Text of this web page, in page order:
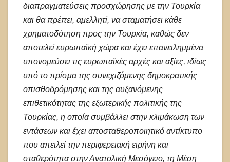
διαπραγματεύσεις προσχώρησης με την Τουρκία
και θα πρέπει, αμελλητί, να σταματήσει κάθε
χρηματοδότηση προς την Τουρκία, καθώς δεν
αποτελεί ευρωπαϊκή χώρα και έχει επανειλημμένα
υπονομεύσει τις ευρωπαϊκές αρχές και αξίες, ιδίως
υπό το πρίσμα της συνεχιζόμενης δημοκρατικής
οπισθοδρόμησης και της αυξανόμενης
επιθετικότητας της εξωτερικής πολιτικής της
Τουρκίας, η οποία συμβάλλει στην κλιμάκωση των
εντάσεων και έχει αποσταθεροποιητικό αντίκτυπο
που απειλεί την περιφερειακή ειρήνη και
σταθερότητα στην Ανατολική Μεσόγειο, τη Μέση